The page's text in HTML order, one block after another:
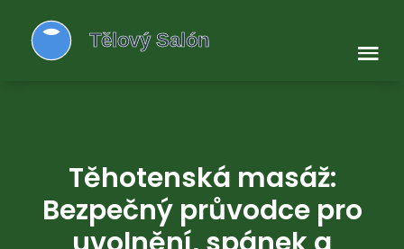
Těhotenská masáž:
Bezpečný průvodce pro